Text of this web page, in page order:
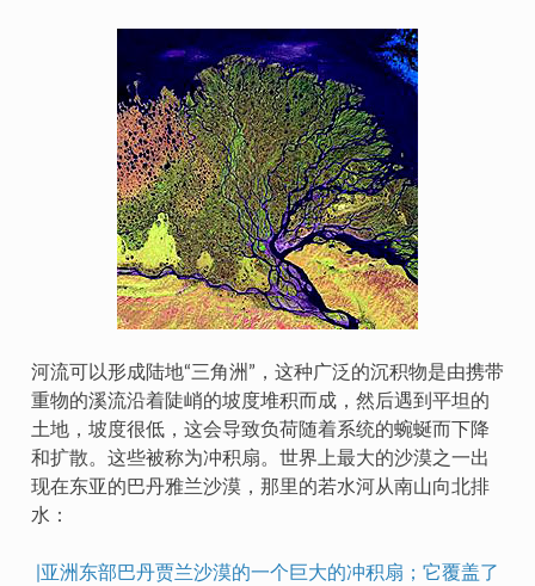
河流可以形成陆地“三角洲”，这种广泛的沉积物是由携带
重物的溪流沿着陡峭的坡度堆积而成，然后遇到平坦的
土地，坡度很低，这会导致负荷随着系统的蜿蜒而下降
和扩散。这些被称为冲积扇。世界上最大的沙漠之一出
现在东亚的巴丹雅兰沙漠，那里的若水河从南山向北排
水：
|亚洲东部巴丹贾兰沙漠的一个巨大的冲积扇；它覆盖了